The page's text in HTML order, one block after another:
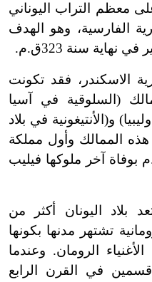
معظم التراب اليوناني
الفارسية، وهو الهدف
نهاية سنة 323ق.م.
الاسكندر، فقد تكونت
(السلوقية في آسيا
و(الأنتيغونية في بلاد
هذه الممالك وأول مملكة
عليها روما سنة 179ق.م بوفاة آخر ملوكها فيليب
بلاد اليونان أكثر من
تشتهر مدنها بكونها
الرومان. وعندما
في القرن الرابع